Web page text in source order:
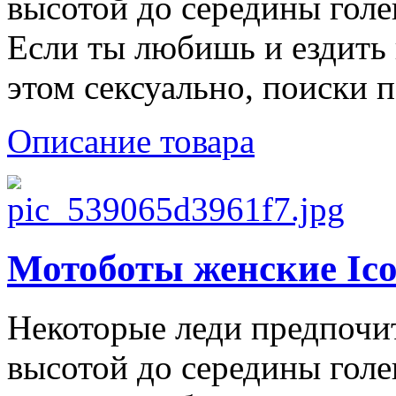
Если ты любишь и ездить
этом сексуально, поиски
Описание товара
Мотоботы женские
Некоторые леди
высотой до середины